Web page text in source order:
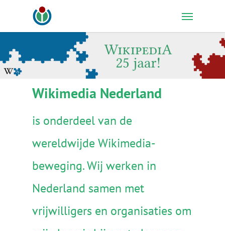
content
Menu
Wikimedia Nederland
is onderdeel van de
wereldwijde Wikimedia-
beweging. Wij werken in
Nederland samen met
vrijwilligers en organisaties om